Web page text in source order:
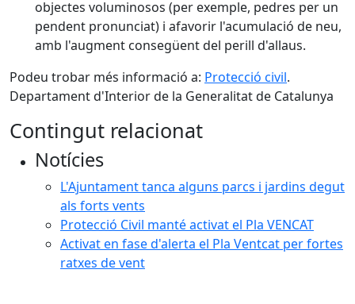
objectes voluminosos (per exemple, pedres per un
pendent pronunciat) i afavorir l'acumulació de neu,
amb l'augment consegüent del perill d'allaus.
Podeu trobar més informació a: Protecció civil.
Departament d'Interior de la Generalitat de Catalunya
Contingut relacionat
Notícies
L'Ajuntament tanca alguns parcs i jardins degut
als forts vents
Protecció Civil manté activat el Pla VENCAT
Activat en fase d'alerta el Pla Ventcat per fortes
ratxes de vent